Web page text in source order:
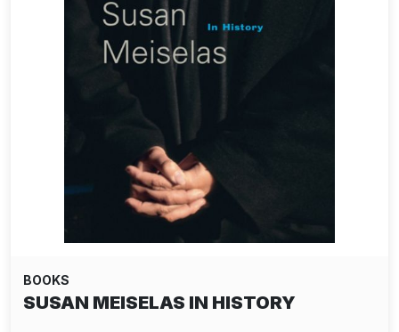
BOOKS
SUSAN MEISELAS IN HISTORY